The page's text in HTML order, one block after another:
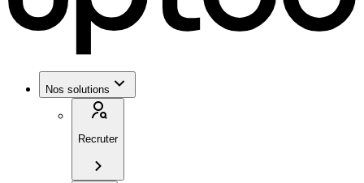
Nos solutions
Recruter